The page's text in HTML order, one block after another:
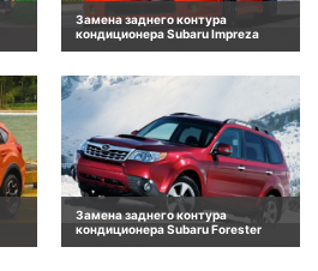
Замена заднего контура
кондиционера Subaru Impreza
Замена заднего контура
кондиционера Subaru Forester